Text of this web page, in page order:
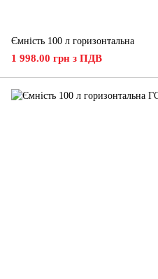
Ємність 100 л горизонтальна
1 998.00 грн з ПДВ